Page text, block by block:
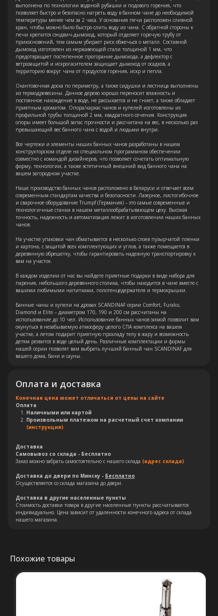
выполнена по технологии водяной рубашки и подового горения, что
позволяет быстро и безопасно нагреть воду в банном чане до необходимой
температуры менее чем за 2 часа. У основания печи расположен сливной
кран, чтобы можно было быстро слить воду из чана. С обратной стороны к
печи крепится сэндвич-дымоход, который отделяет горячую трубу от
прикосновений, тем самым убирает риск обжечься о металл. Составной
дымоход изготовлен из нержавеющей стали толщиной 1 мм, что
предотвращает постепенное прогорание дымохода, а дефлектор с
ветрозащитой и искрогасителем защищает дымоход от осадков, а
территорию вокруг чана от продуктов горения, искр и пепла.
Окантовочная доска по периметру, а также сидушки и лестница выполнены
из термодревесины. Данное дерево хорошо переносит влажность и
постоянное нахождение в воде, не рассыхается и не гниет, а также обладает
приятным ароматом. Опора/каркас чанов и купелей изготовлены из
профильной трубы толщиной 2 мм, квадратного сечения. Конструкция
опоры имеет большой запас прочности и рассчитана на вес, в несколько раз
превышающий вес банного чана с водой и людьми внутри.
Все чертежи и элементы наших банных чанов разработаны в нашем
конструкторском отделе на специальном программном обеспечении
совместно с командой дизайнеров, что позволяет сочетать оптимальную
форму, технологии, а также эстетичный внешний вид банного чана на
вашем загородном участке.
Наше производство банных чанов расположено в Беларуси и отвечает всем
современным стандартам качества и безопасности. Лазерное, листогибочное
и сварочное оборудование Trumpf (Германия) – это самые современные и
технологичные станки в нашем металлообрабатывающем цеху. Высокая
точность, надежность и автоматизация лежит в изготовлении наших банных
чанов.
На участке упаковки чан обматывается в несколько слоев пузырчатой пленки
и картона, с защитой всех комплектующих и углов, а также помещается в
деревянную обрешетку, чтобы гарантировать надежную транспортировку к
вам на участок.
В каждом изделии от нас вы найдете приятные подарки в виде набора для
парения, небольшого деревянного столика, чтобы находится в чане вместе с
вашими любимыми напитками, полотенцедержателя и термокрышки.
Банные чаны и купели на дровах SCANDINAF серии Comfort, Furako,
Diamond и Elite – диаметром 170, 190 и 200 см рассчитаны на
использование до 10 чел. Использование банных чанов зимой позволит вам
окунуться в незабываемую атмосферу целого СПА комплекса на вашем
участке, а летом подарит приятную прохладу телу в жару и возможность
детям резвится в воде целый день. Различные комплектации и формы
нашей серии позволят вам выбрать лучший банный чан SCANDINAF для
вашего дома, бани и сауны.
Оплата и доставка
Конечная цена может отличаться от цены на сайте
Оплата
Наличными или картой
Произвольным платежом на расчетный счет компании
(инструкция)
Доставка
Самовывоз со склада - Бесплатно
Заказ можно забрать самостоятельно с нашего склада (адрес склада)
Доставка до двери по Минску - Бесплатно
Осуществляется со склада магазина до двери.
Доставка в другие населенные пункты
Стоимость доставки товара в другие населенные пункты рассчитывается
индивидуально. Цена зависит от удаленности конечного адреса от склада
нашего магазина.
Похожие товары
Остались вопросы?
Оставьте свои контакты. Наш
специалист свяжется с Вами в
кратчайшие сроки. Мы знаем
насколько важно сделать
Консультация
+375 (29) 652 34 03
ООО «ТермоАльянс», РБ, 220062, г.
Минск пр-т Победителей 131, оф.68 УНП
692071529, р/с BY38 ALFA 3012 2327
5000 2027 0000, в ЗАО «Альфа-Банк»,